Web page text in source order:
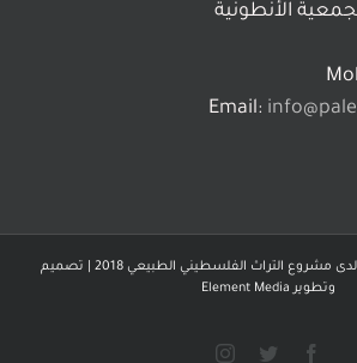
الأنطونية
Email:
جميع الحقوق محفوظة لدى مشروع التراث الفلسطيني الطبيعي 2018 | تصميم
وتطوير Element Media
Facebook
Twitter
Instagram